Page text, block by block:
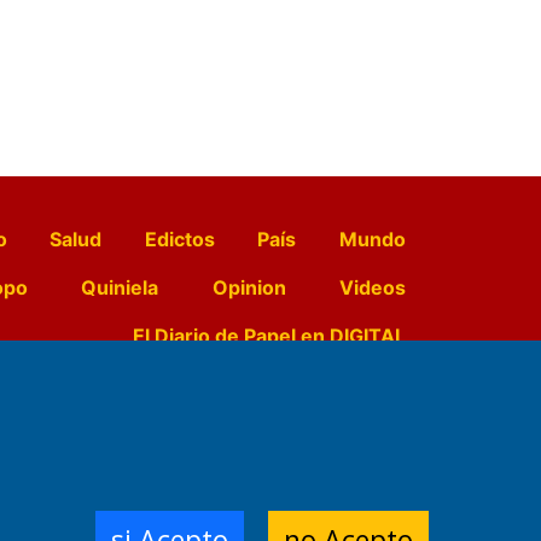
Salud Edictos País
Mundo
Quiniela Opinion
Videos
El Diario de Papel en DIGITAL